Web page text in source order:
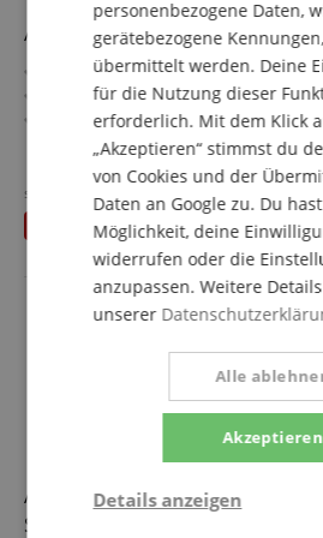
Audient iD44 MKII
Hochwertiges Audio Interface
4x Class-A Audient Console
2x ADAT Inputs & Outputs zur
1x unabhängiger Kopfhörer
Audio-Loopback
mehr anzeigen
statt bisher
Du sparst6,00 €
Audient Oria Mini + SoundID
Set
personenbezogene Daten,
gerätebezogene
übermittelt werden. Deine
für die Nutzung dieser
erforderlich. Mit dem Klick
„Akzeptieren“ stimmst du
von Cookies und der
Daten an Google zu. Du
Möglichkeit, deine
widerrufen oder die
anzupassen. Weitere
unserer
Akzeptieren
Alle
Details anzeigen